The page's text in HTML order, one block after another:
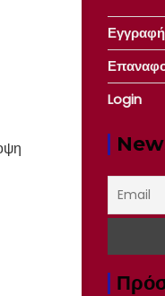
Εγγραφή
Login